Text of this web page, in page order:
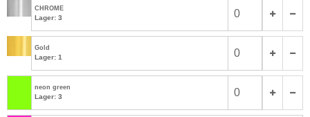
CHROME
Lager: 3
Gold
Lager: 1
neon green
Lager: 3